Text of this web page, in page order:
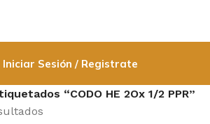
Iniciar Sesión / Registrate
“CODO HE 2Ox 1/2 PPR”